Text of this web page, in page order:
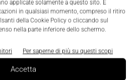
applicate solamente a questo sito. È
in qualsiasi momento, compreso il ritiro
della Cookie Policy o cliccando sul
nella parte inferiore dello schermo.
Per saperne di più su questi scopi
Accetta
essere trasmessi
oppure mediante
Tcp/IP o ProfibusDP.
di 4 uscite analogiche
di 6 moduli digitali
liberamente. Con il